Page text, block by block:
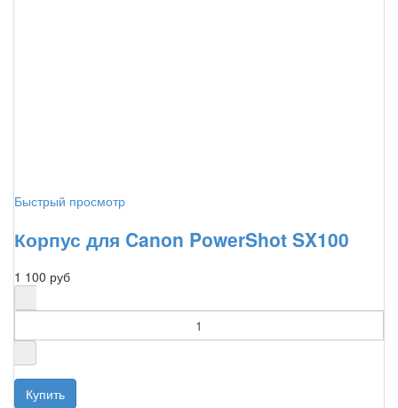
Быстрый просмотр
Корпус для Canon PowerShot SX100
1 100 руб